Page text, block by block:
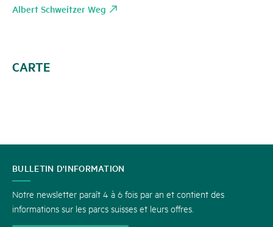
Albert Schweitzer Weg
CARTE
CONTACT
BULLETIN D'INFORMATION
Notre newsletter paraît 4 à 6 fois par an et contient des
informations sur les parcs suisses et leurs offres.